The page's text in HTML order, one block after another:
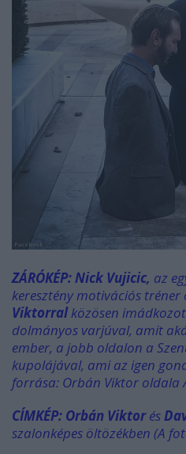
ZÁRÓKÉP: Nick Vujicic, az
keresztény motivációs tréner
Viktorralközösen
dolmányos varjúval, amit
ember, a jobb oldalon a
kupolájával, ami az igen
forrása: Orbán Viktor oldala
CÍMKÉP: Orbán Viktorés
szalonképes öltözékben (A